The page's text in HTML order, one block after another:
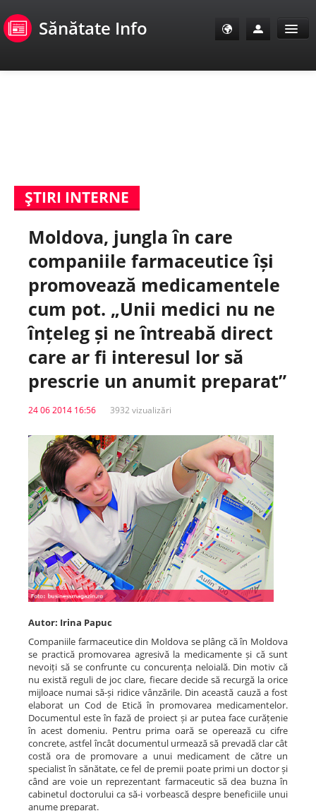
Sănătate Info
E-Sănătate Pacienți
E-Sănătate Medici
E-Sănătate Instituții
Tuberculoza Info
Centrul PAS
SanoTeca
ŞTIRI INTERNE
Moldova, jungla în care
companiile farmaceutice își
promovează medicamentele
cum pot. „Unii medici nu ne
înțeleg și ne întreabă direct
care ar fi interesul lor să
prescrie un anumit preparat”
24 06 2014 16:56 3932 vizualizări
Autor: Irina Papuc
Companiile farmaceutice din Moldova se plâng că în Moldova
se practică promovarea agresivă la medicamente și că sunt
nevoiți să se confrunte cu concurența neloială. Din motiv că
nu există reguli de joc clare, fiecare decide să recurgă la orice
mijloace numai să-și ridice vânzările. Din această cauză a fost
elaborat un Cod de Etică în promovarea medicamentelor.
Documentul este în fază de proiect și ar putea face curățenie
în acest domeniu. Pentru prima oară se operează cu cifre
concrete, astfel încât documentul urmează să prevadă clar cât
costă ora de promovare a unui medicament de către un
specialist în sănătate, ce fel de premii poate primi un doctor și
când are voie un reprezentant farmaceutic să dea buzna în
cabinetul doctorului ca să-i vorbească despre beneficiile unui
anume preparat.